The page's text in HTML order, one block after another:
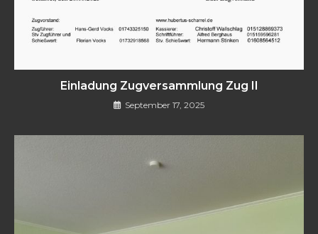
Einladung Zugversammlung Zug II
September 17, 2025